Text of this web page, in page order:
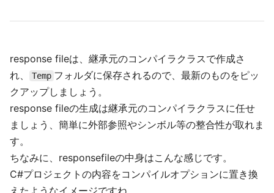
response fileは、継承元のコンパイラクラスで作成さ
れ、
Temp フォルダに保存されるので、最新のものをピッ
クアップしましょう。
response fileの生成は継承元のコンパイラクラスに任せ
ましょう、簡単に外部参照やシンボル等の整合性が取れま
す。
ちなみに、responsefileの中身はこんな感じです。
C#プロジェクトの内容をコンパイルオプションに置き換
えたようなイメージですね。